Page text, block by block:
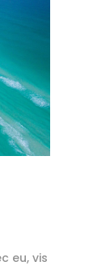
eu, vis